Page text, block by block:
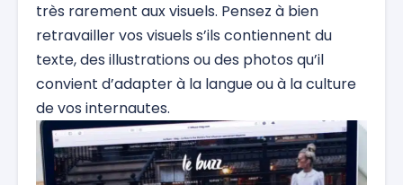
très rarement aux visuels. Pensez à bien
retravailler vos visuels s’ils contiennent du
texte, des illustrations ou des photos qu’il
convient d’adapter à la langue ou à la culture
de vos internautes.